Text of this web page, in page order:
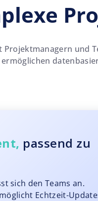
und
passend zu
sich den Teams an.
Echtzeit-